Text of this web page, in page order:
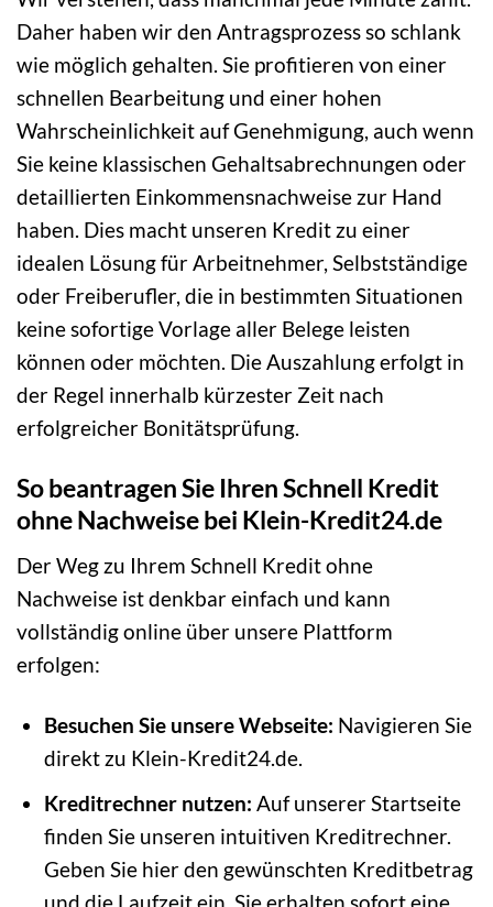
Daher haben wir den Antragsprozess so schlank
wie möglich gehalten. Sie profitieren von einer
schnellen Bearbeitung und einer hohen
Wahrscheinlichkeit auf Genehmigung, auch wenn
Sie keine klassischen Gehaltsabrechnungen oder
detaillierten Einkommensnachweise zur Hand
haben. Dies macht unseren Kredit zu einer
idealen Lösung für Arbeitnehmer, Selbstständige
oder Freiberufler, die in bestimmten Situationen
keine sofortige Vorlage aller Belege leisten
können oder möchten. Die Auszahlung erfolgt in
der Regel innerhalb kürzester Zeit nach
erfolgreicher Bonitätsprüfung.
So beantragen Sie Ihren Schnell Kredit
ohne Nachweise bei Klein-Kredit24.de
Der Weg zu Ihrem Schnell Kredit ohne
Nachweise ist denkbar einfach und kann
vollständig online über unsere Plattform
erfolgen:
Besuchen Sie unsere Webseite: Navigieren Sie
direkt zu Klein-Kredit24.de.
Kreditrechner nutzen: Auf unserer Startseite
finden Sie unseren intuitiven Kreditrechner.
Geben Sie hier den gewünschten Kreditbetrag